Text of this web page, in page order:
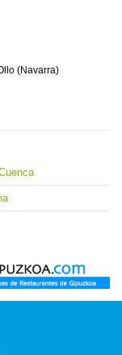
(Navarra)